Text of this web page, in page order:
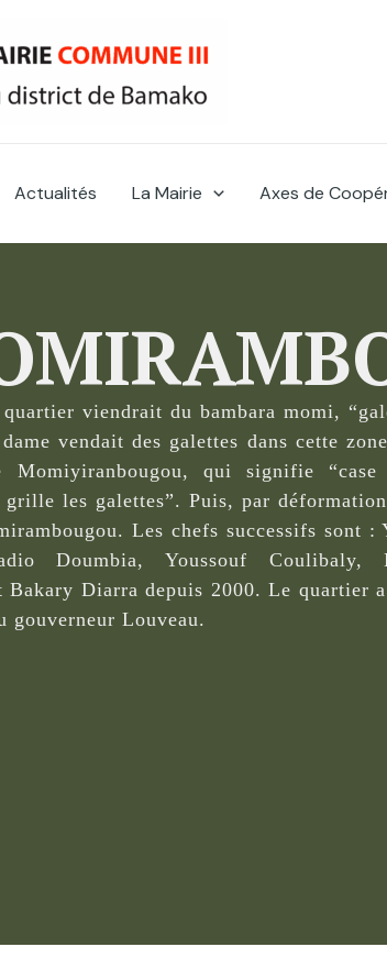
Actualités La Mairie Axes de
viendrait du bambara momi,
vendait des galettes dans cette
qui signifie “case
grille les galettes”. Puis, par
Les chefs successifs sont :
Doumbia, Youssouf Coulibaly,
Bakary Diarra depuis 2000. Le quartier
gouverneur Louveau.